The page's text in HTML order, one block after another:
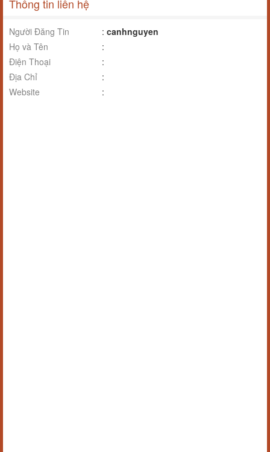
Thông tin liên hệ
Người Đăng Tin : canhnguyen
Họ và Tên
:
Điện Thoại
:
Địa Chỉ
:
Website
: